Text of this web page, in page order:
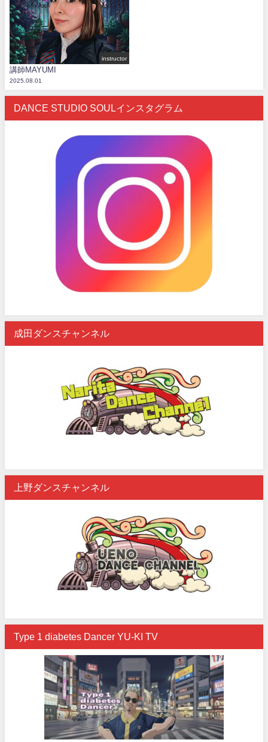
instructor
講師MAYUMI
2025.08.01
DANCE STUDIO SOULインスタグラム
成田ダンスチャンネル
上野ダンスチャンネル
Type 1 diabetes Dancer YU-KI TV